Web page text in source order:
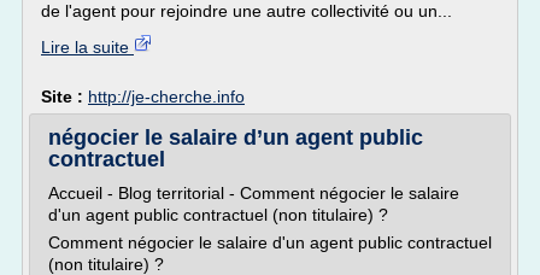
de l'agent pour rejoindre une autre collectivité ou un...
Lire la suite
Site : http://je-cherche.info
négocier le salaire d’un agent public
contractuel
Accueil - Blog territorial - Comment négocier le salaire
d'un agent public contractuel (non titulaire) ?
Comment négocier le salaire d'un agent public contractuel
(non titulaire) ?